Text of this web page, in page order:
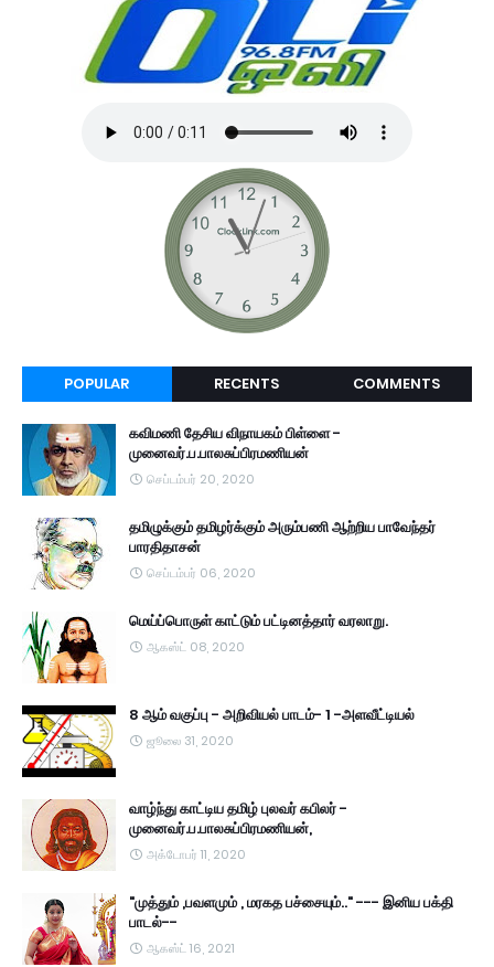
POPULAR RECENTS COMMENTS
கவிமணி தேசிய விநாயகம் பிள்ளை -
முனைவர்.ப.பாலசுப்பிரமணியன்
செப்டம்பர் 20, 2020
தமிழுக்கும் தமிழர்க்கும் அரும்பணி ஆற்றிய பாவேந்தர்
பாரதிதாசன்
செப்டம்பர் 06, 2020
மெய்ப்பொருள் காட்டும் பட்டினத்தார் வரலாறு.
ஆகஸ்ட் 08, 2020
8 ஆம் வகுப்பு - அறிவியல் பாடம்- 1 -அளவீட்டியல்
ஜூலை 31, 2020
வாழ்ந்து காட்டிய தமிழ் புலவர் கபிலர் -
முனைவர்.ப.பாலசுப்பிரமணியன்,
அக்டோபர் 11, 2020
"முத்தும் ,பவளமும் , மரகத பச்சையும்.." --- இனிய பக்தி
பாடல்--
ஆகஸ்ட் 16, 2021